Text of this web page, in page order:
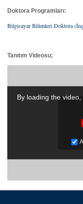
Doktora Programları:
Bilgisayar Bilimleri Doktora
Tanıtım Videosu;
By loading the video,